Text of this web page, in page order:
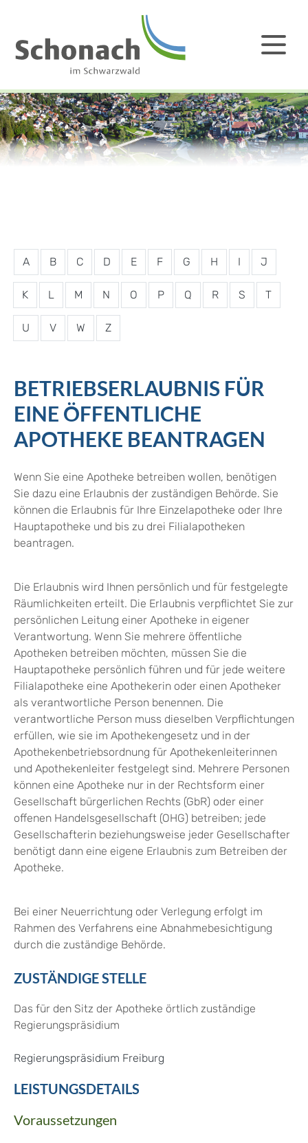
A B C D E F G H I J
K L M N O P Q R S T
U V W Z
BETRIEBSERLAUBNIS FÜR
EINE ÖFFENTLICHE
APOTHEKE BEANTRAGEN
Wenn Sie eine Apotheke betreiben wollen, benötigen
Sie dazu eine Erlaubnis der zuständigen Behörde. Sie
können die Erlaubnis für Ihre Einzelapotheke oder Ihre
Hauptapotheke und bis zu drei Filialapotheken
beantragen.
Die Erlaubnis wird Ihnen persönlich und für festgelegte
Räumlichkeiten erteilt. Die Erlaubnis verpflichtet Sie zur
persönlichen Leitung einer Apotheke in eigener
Verantwortung. Wenn Sie mehrere öffentliche
Apotheken betreiben möchten, müssen Sie die
Hauptapotheke persönlich führen und für jede weitere
Filialapotheke eine Apothekerin oder einen Apotheker
als verantwortliche Person benennen. Die
verantwortliche Person muss dieselben Verpflichtungen
erfüllen, wie sie im Apothekengesetz und in der
Apothekenbetriebsordnung für Apothekenleiterinnen
und Apothekenleiter festgelegt sind. Mehrere Personen
können eine Apotheke nur in der Rechtsform einer
Gesellschaft bürgerlichen Rechts (GbR) oder einer
offenen Handelsgesellschaft (OHG) betreiben; jede
Gesellschafterin beziehungsweise jeder Gesellschafter
benötigt dann eine eigene Erlaubnis zum Betreiben der
Apotheke.
Bei einer Neuerrichtung oder Verlegung erfolgt im
Rahmen des Verfahrens eine Abnahmebesichtigung
durch die zuständige Behörde.
ZUSTÄNDIGE STELLE
Das für den Sitz der Apotheke örtlich zuständige
Regierungspräsidium
Regierungspräsidium Freiburg
LEISTUNGSDETAILS
Voraussetzungen